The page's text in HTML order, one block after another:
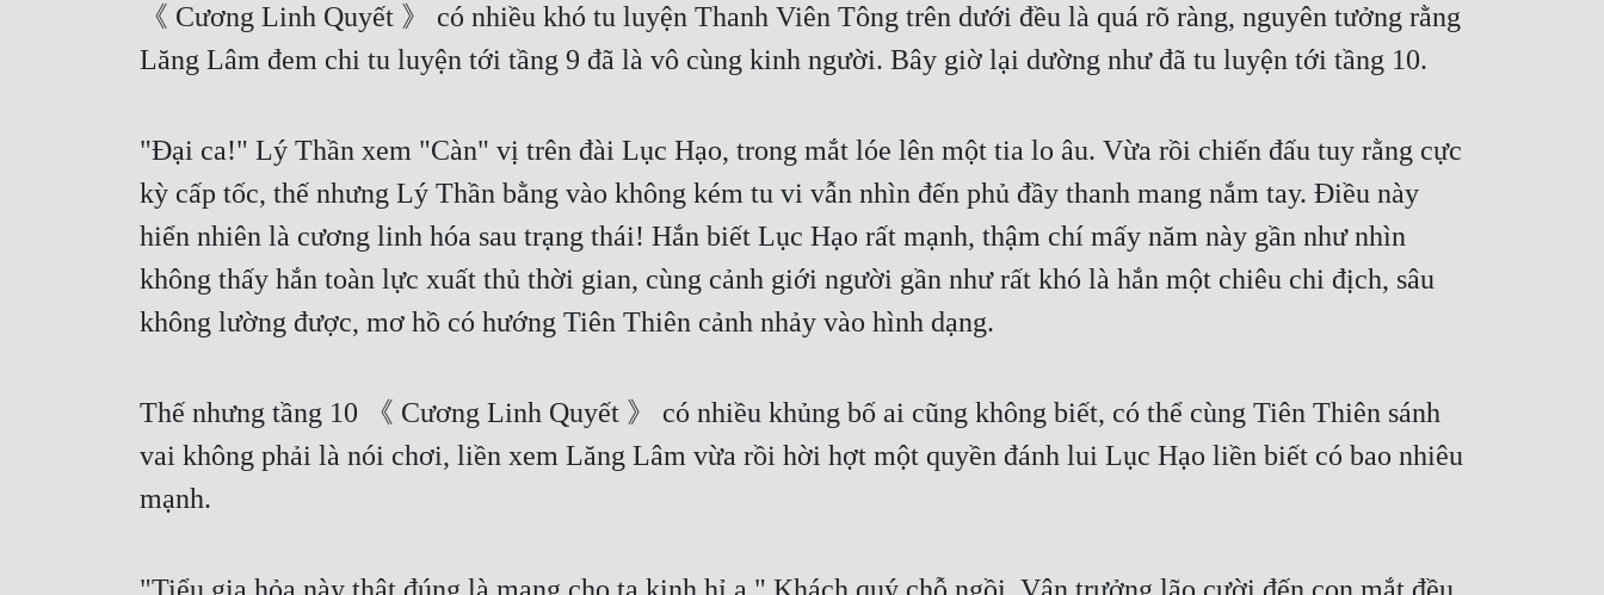
《 Cương Linh Quyết 》 có nhiều khó tu luyện Thanh Viên Tông trên dưới đều là quá rõ ràng, nguyên tưởng rằng
Lăng Lâm đem chi tu luyện tới tầng 9 đã là vô cùng kinh người. Bây giờ lại dường như đã tu luyện tới tầng 10.
"Đại ca!" Lý Thần xem "Càn" vị trên đài Lục Hạo, trong mắt lóe lên một tia lo âu. Vừa rồi chiến đấu tuy rằng cực
kỳ cấp tốc, thế nhưng Lý Thần bằng vào không kém tu vi vẫn nhìn đến phủ đầy thanh mang nắm tay. Điều này
hiển nhiên là cương linh hóa sau trạng thái! Hắn biết Lục Hạo rất mạnh, thậm chí mấy năm này gần như nhìn
không thấy hắn toàn lực xuất thủ thời gian, cùng cảnh giới người gần như rất khó là hắn một chiêu chi địch, sâu
không lường được, mơ hồ có hướng Tiên Thiên cảnh nhảy vào hình dạng.
Thế nhưng tầng 10 《 Cương Linh Quyết 》 có nhiều khủng bố ai cũng không biết, có thể cùng Tiên Thiên sánh
vai không phải là nói chơi, liền xem Lăng Lâm vừa rồi hời hợt một quyền đánh lui Lục Hạo liền biết có bao nhiêu
mạnh.